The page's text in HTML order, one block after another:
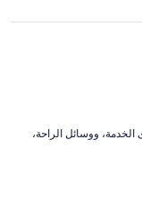
عناصر نالت الإعجاب: ⁦النظافة⁩، و⁦العاملون ومستوى الخدمة⁩، و⁦وسائل الراحة⁩،